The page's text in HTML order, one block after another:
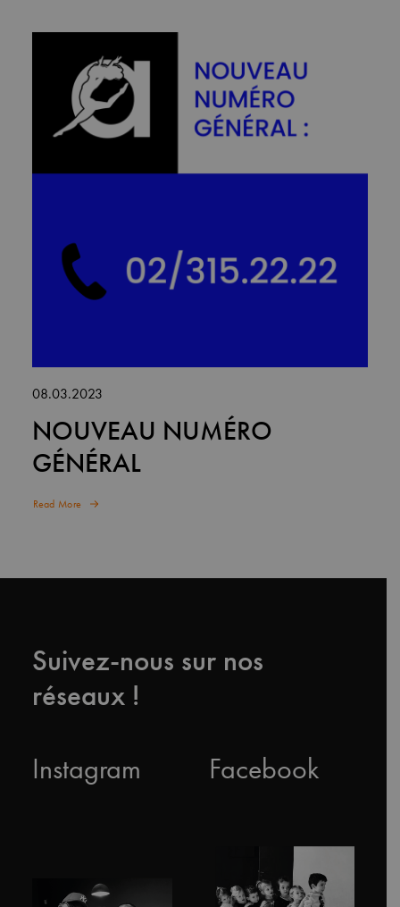
08.03.2023
NOUVEAU NUMÉRO
GÉNÉRAL
Read More
Suivez-nous sur nos
réseaux !
Instagram Facebook